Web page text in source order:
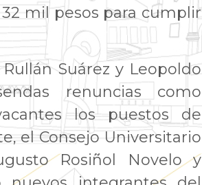
mil pesos para cumplir
Suárez y Leopoldo
renuncias como
los puestos de
el Consejo Universitario
Rosiñol Novelo y